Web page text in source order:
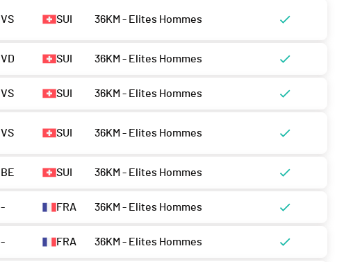
VS SUI 36KM - Elites Hommes
VD SUI 36KM - Elites Hommes
VS SUI 36KM - Elites Hommes
VS SUI 36KM - Elites Hommes
BE SUI 36KM - Elites Hommes
- FRA 36KM - Elites Hommes
- FRA 36KM - Elites Hommes